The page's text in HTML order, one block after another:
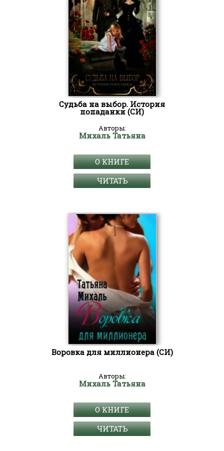
Судьба на выбор. История
попаданки (СИ)
Авторы:
Михаль Татьяна
О КНИГЕ
ЧИТАТЬ
Воровка для миллионера (СИ)
Авторы:
Михаль Татьяна
О КНИГЕ
ЧИТАТЬ